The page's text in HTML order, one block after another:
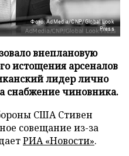
Фото: AdMedia/CNP/Global Look
Press
внеплановую
истощения арсеналов
лидер лично
снабжение чиновника.
США Стивен
совещание из-за
РИА «Новости».